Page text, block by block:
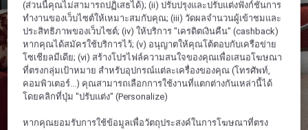
(ส่วนนี้คุณไม่สามารถปฏิเสธได้); (ii) ปรับปรุงและปรับแต่งฟังก์ชันการ
ทำงานของเว็บไซต์ให้เหมาะสมกับคุณ; (iii) วัดผลจำนวนผู้เข้าชมและ
ประสิทธิภาพของเว็บไซต์; (iv) ให้บริการ "เครดิตเงินคืน" (cashback)
หากคุณได้สมัครใช้บริการไว้; (v) อนุญาตให้คุณโต้ตอบกับเครือข่าย
โซเชียลมีเดีย; (vi) สร้างโปรไฟล์ความสนใจของคุณเพื่อเสนอโฆษณา
ที่ตรงกลุ่มเป้าหมาย สำหรับอุปกรณ์แต่ละเครื่องของคุณ (โทรศัพท์,
คอมพิวเตอร์...) คุณสามารถเลือกการใช้งานที่แตกต่างกันเหล่านี้ได้
โดยคลิกที่ปุ่ม "ปรับแต่ง" (Personalize)
หากคุณยอมรับการใช้ข้อมูลเพื่อวัตถุประสงค์ในการโฆษณาที่ตรง